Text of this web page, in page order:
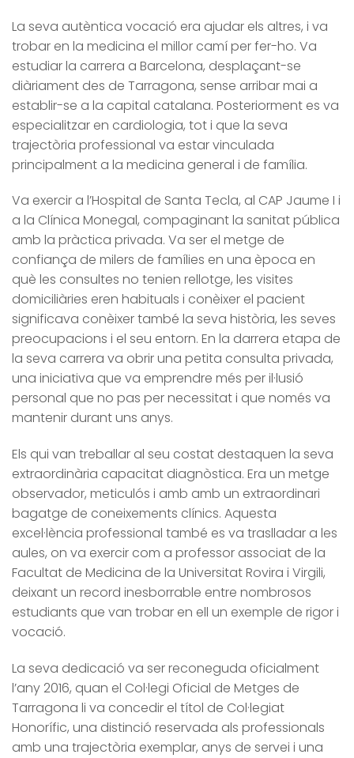
La seva autèntica vocació era ajudar els altres, i va
trobar en la medicina el millor camí per fer-ho. Va
estudiar la carrera a Barcelona, desplaçant-se
diàriament des de Tarragona, sense arribar mai a
establir-se a la capital catalana. Posteriorment es va
especialitzar en cardiologia, tot i que la seva
trajectòria professional va estar vinculada
principalment a la medicina general i de família.
Va exercir a l’Hospital de Santa Tecla, al CAP Jaume I i
a la Clínica Monegal, compaginant la sanitat pública
amb la pràctica privada. Va ser el metge de
confiança de milers de famílies en una època en
què les consultes no tenien rellotge, les visites
domiciliàries eren habituals i conèixer el pacient
significava conèixer també la seva història, les seves
preocupacions i el seu entorn. En la darrera etapa de
la seva carrera va obrir una petita consulta privada,
una iniciativa que va emprendre més per il·lusió
personal que no pas per necessitat i que només va
mantenir durant uns anys.
Els qui van treballar al seu costat destaquen la seva
extraordinària capacitat diagnòstica. Era un metge
observador, meticulós i amb amb un extraordinari
bagatge de coneixements clínics. Aquesta
excel·lència professional també es va traslladar a les
aules, on va exercir com a professor associat de la
Facultat de Medicina de la Universitat Rovira i Virgili,
deixant un record inesborrable entre nombrosos
estudiants que van trobar en ell un exemple de rigor i
vocació.
La seva dedicació va ser reconeguda oficialment
l’any 2016, quan el Col·legi Oficial de Metges de
Tarragona li va concedir el títol de Col·legiat
Honorífic, una distinció reservada als professionals
amb una trajectòria exemplar, anys de servei i una